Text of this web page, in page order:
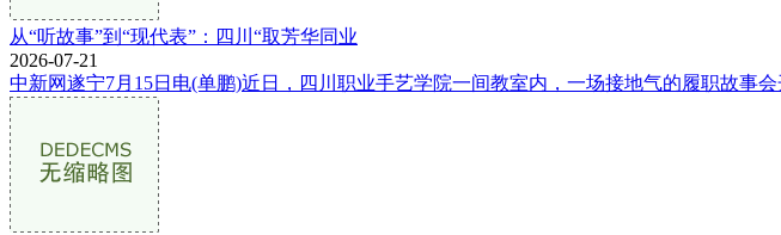
从“听故事”到“现代表”：四川“取芳华同业
2026-07-21
中新网遂宁7月15日电(单鹏)近日，四川职业手艺学院一间教室内，一场接地气的履职故事